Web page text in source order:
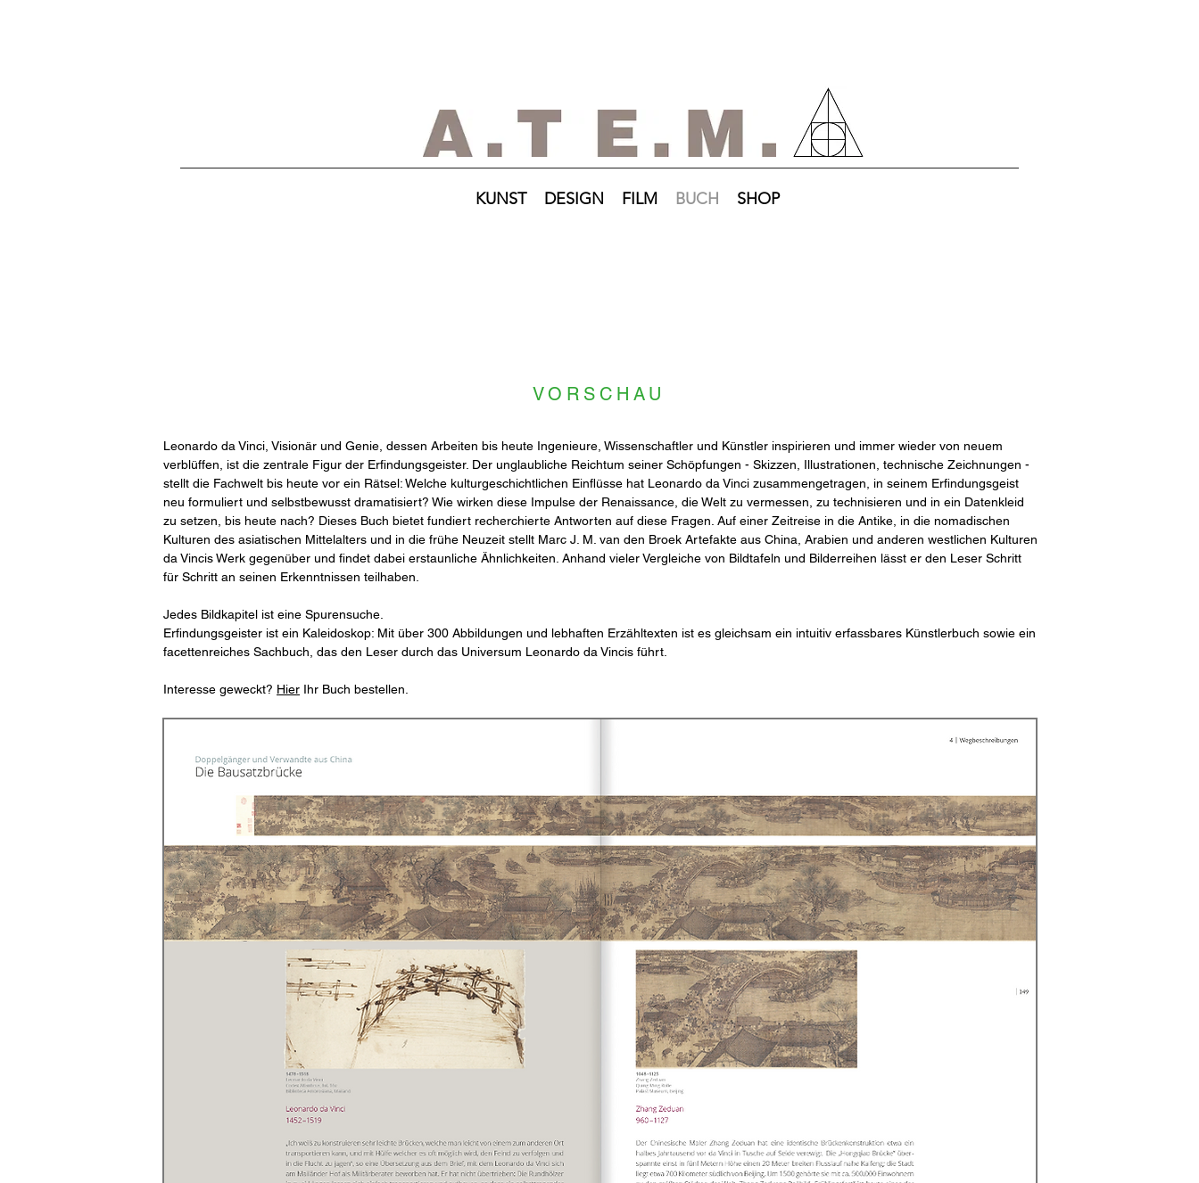
KUNST DESIGN FILM BUCH SHOP
VORSCHAU
Leonardo da Vinci, Visionär und Genie, dessen Arbeiten bis heute Ingenieure, Wissenschaftler und Künstler inspirieren und immer wieder von neuem
verblüffen, ist die zentrale Figur der Erfindungsgeister. Der unglaubliche Reichtum seiner Schöpfungen - Skizzen, Illustrationen, technische Zeichnungen -
stellt die Fachwelt bis heute vor ein Rätsel: Welche kulturgeschichtlichen Einflüsse hat Leonardo da Vinci zusammengetragen, in seinem Erfindungsgeist
neu formuliert und selbstbewusst dramatisiert? Wie wirken diese Impulse der Renaissance, die Welt zu vermessen, zu technisieren und in ein Datenkleid
zu setzen, bis heute nach? Dieses Buch bietet fundiert recherchierte Antworten auf diese Fragen. Auf einer Zeitreise in die Antike, in die nomadischen
Kulturen des asiatischen Mittelalters und in die frühe Neuzeit stellt Marc J. M. van den Broek Artefakte aus China, Arabien und anderen westlichen Kulturen
da Vincis Werk gegenüber und findet dabei erstaunliche Ähnlichkeiten. Anhand vieler Vergleiche von Bildtafeln und Bilderreihen lässt er den Leser Schritt
für Schritt an seinen Erkenntnissen teilhaben.
Jedes Bildkapitel ist eine Spurensuche.
Erfindungsgeister ist ein Kaleidoskop: Mit über 300 Abbildungen und lebhaften Erzähltexten ist es gleichsam ein intuitiv erfassbares Künstlerbuch sowie ein
facettenreiches Sachbuch, das den Leser durch das Universum Leonardo da Vincis führt.
Interesse geweckt? Hier Ihr Buch bestellen.